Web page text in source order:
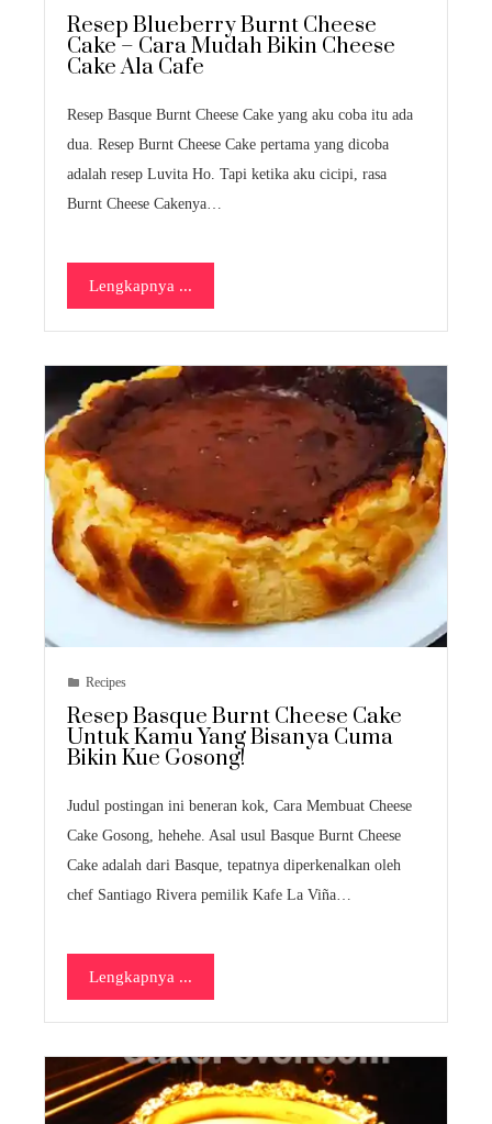
Resep Blueberry Burnt Cheese
Cake – Cara Mudah Bikin Cheese
Cake Ala Cafe
Resep Basque Burnt Cheese Cake yang aku coba itu ada
dua. Resep Burnt Cheese Cake pertama yang dicoba
adalah resep Luvita Ho. Tapi ketika aku cicipi, rasa
Burnt Cheese Cakenya…
Lengkapnya ...
Recipes
Resep Basque Burnt Cheese Cake
Untuk Kamu Yang Bisanya Cuma
Bikin Kue Gosong!
Judul postingan ini beneran kok, Cara Membuat Cheese
Cake Gosong, hehehe. Asal usul Basque Burnt Cheese
Cake adalah dari Basque, tepatnya diperkenalkan oleh
chef Santiago Rivera pemilik Kafe La Viña…
Lengkapnya ...